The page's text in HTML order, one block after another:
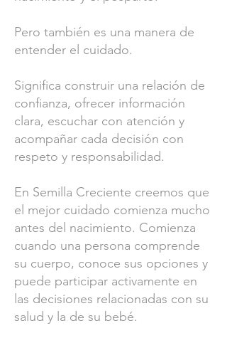
Pero también es una manera de
entender el cuidado.
Significa construir una relación de
confianza, ofrecer información
clara, escuchar con atención y
acompañar cada decisión con
respeto y responsabilidad.
En Semilla Creciente creemos que
el mejor cuidado comienza mucho
antes del nacimiento. Comienza
cuando una persona comprende
su cuerpo, conoce sus opciones y
puede participar activamente en
las decisiones relacionadas con su
salud y la de su bebé.